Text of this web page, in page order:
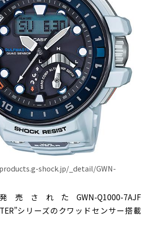
shock.jp/_detail/GWN-
されたGWN-Q1000-7AJF
シリーズのクワッドセンサー搭載